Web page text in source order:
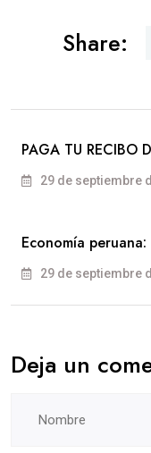
Share:
PAGA TU RECIBO
29 de septiembre
Economía
29 de septiembre
Deja un